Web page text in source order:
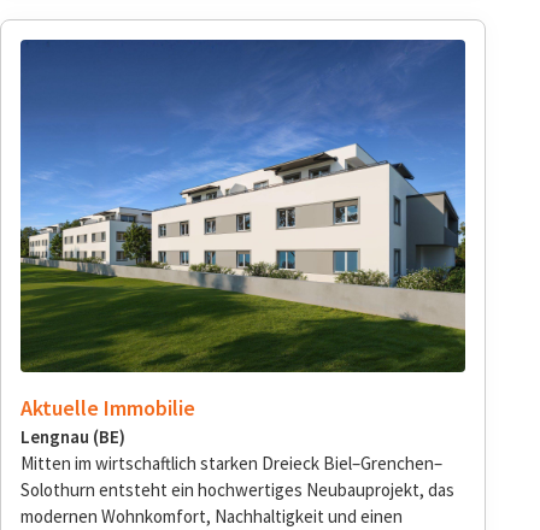
Aktuelle Immobilie
Lengnau (BE)
Mitten im wirtschaftlich starken Dreieck Biel–Grenchen–
Solothurn entsteht ein hochwertiges Neubauprojekt, das
modernen Wohnkomfort, Nachhaltigkeit und einen